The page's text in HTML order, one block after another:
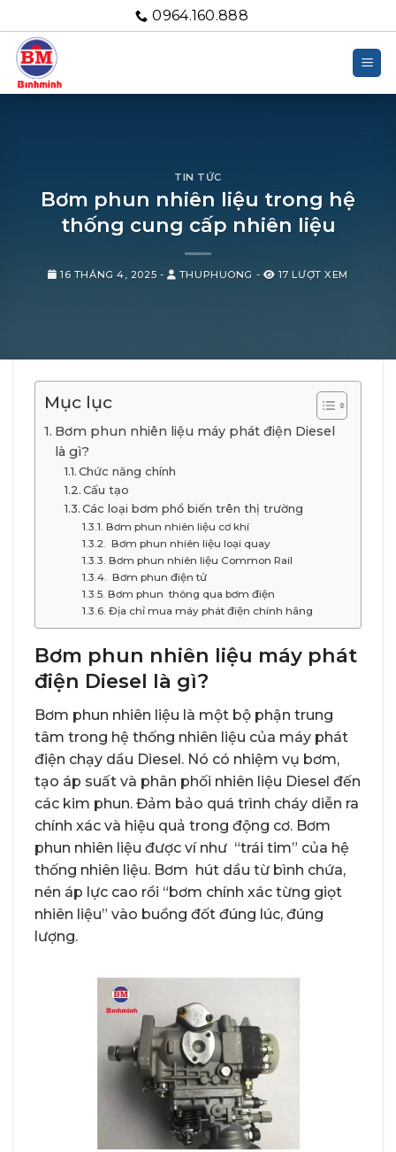
qua
nội
dung
0964.160.888
TIN TỨC
Bơm phun nhiên liệu trong hệ
thống cung cấp nhiên liệu
16 THÁNG 4, 2025 - THUPHUONG - 17 LƯỢT XEM
Mục lục
Bơm phun nhiên liệu máy phát điện Diesel
là gì?
Chức năng chính
Cấu tạo
Các loại bơm phổ biến trên thị trường
Bơm phun nhiên liệu cơ khí
Bơm phun nhiên liệu loại quay
Bơm phun nhiên liệu Common Rail
Bơm phun điện tử
Bơm phun thông qua bơm điện
Địa chỉ mua máy phát điện chính hãng
Bơm phun nhiên liệu máy phát
điện Diesel là gì?
Bơm phun nhiên liệu là một bộ phận trung
tâm trong hệ thống nhiên liệu của máy phát
điện chạy dầu Diesel. Nó có nhiệm vụ bơm,
tạo áp suất và phân phối nhiên liệu Diesel đến
các kim phun. Đảm bảo quá trình cháy diễn ra
chính xác và hiệu quả trong động cơ. Bơm
phun nhiên liệu được ví như “trái tim” của hệ
thống nhiên liệu. Bơm hút dầu từ bình chứa,
nén áp lực cao rồi “bơm chính xác từng giọt
nhiên liệu” vào buồng đốt đúng lúc, đúng
lượng.